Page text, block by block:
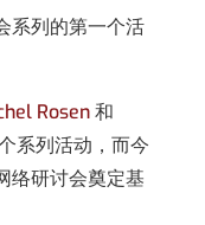
系列的第一个活
Rosen和
系列活动，而今
络研讨会奠定基